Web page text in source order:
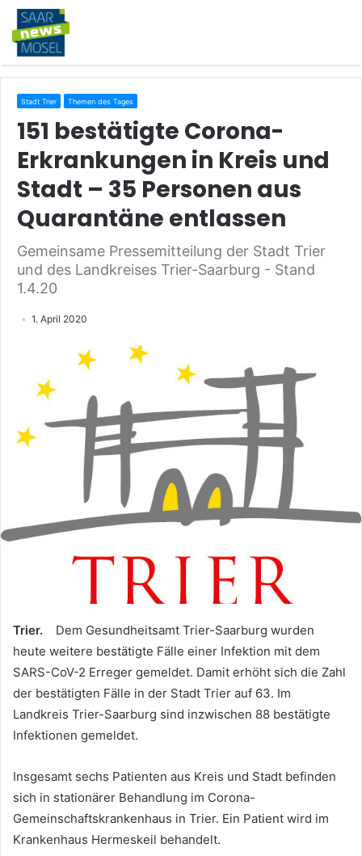
Stadt Trier Themen des Tages
151 bestätigte Corona-
Erkrankungen in Kreis und
Stadt – 35 Personen aus
Quarantäne entlassen
Gemeinsame Pressemitteilung der Stadt Trier
und des Landkreises Trier-Saarburg - Stand
1.4.20
1. April 2020
Trier. Dem Gesundheitsamt Trier-Saarburg wurden
heute weitere bestätigte Fälle einer Infektion mit dem
SARS-CoV-2 Erreger gemeldet. Damit erhöht sich die Zahl
der bestätigten Fälle in der Stadt Trier auf 63. Im
Landkreis Trier-Saarburg sind inzwischen 88 bestätigte
Infektionen gemeldet.
Insgesamt sechs Patienten aus Kreis und Stadt befinden
sich in stationärer Behandlung im Corona-
Gemeinschaftskrankenhaus in Trier. Ein Patient wird im
Krankenhaus Hermeskeil behandelt.